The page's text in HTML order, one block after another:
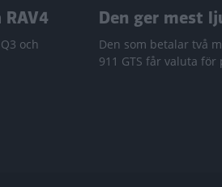
och
Den ger mest
Den som betalar två
911 GTS får valuta för